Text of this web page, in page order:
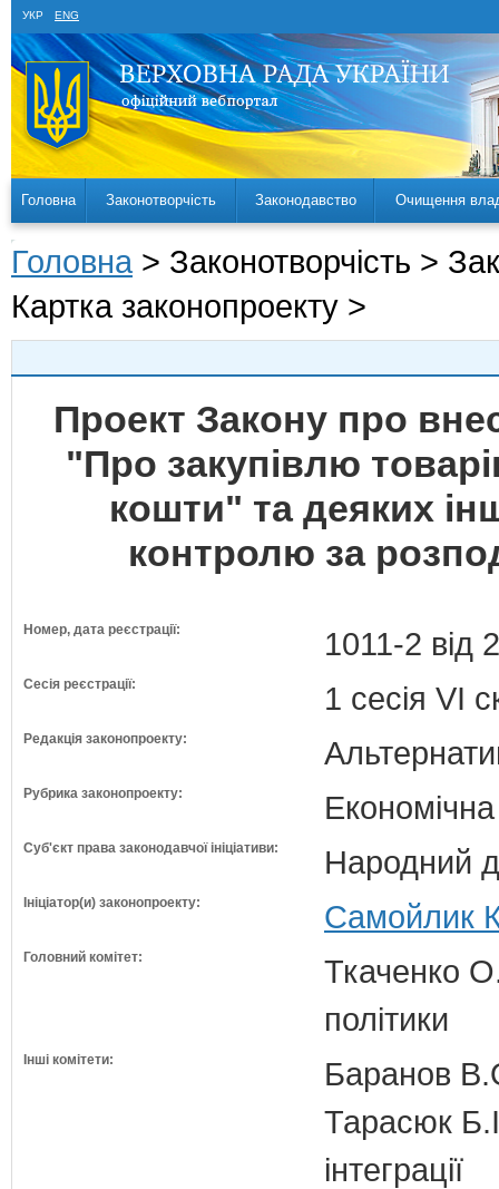
УКР ENG
Головна Законотворчість Законодавство Очищення
Головна > Законотворчість >
Картка законопроекту >
Проект Закону про
"Про закупівлю
кошти" та деяких
контролю за
Номер, дата реєстрації: 1011-2 від
Сесія реєстрації: 1 сесія VI
Редакція законопроекту:
Рубрика законопроекту:
Суб'єкт права законодавчої ініціативи: Народний
Ініціатор(и) законопроекту: Самойлик
Головний комітет:
Ткаченко
політики
Інші комітети:
Баранов
Тарасюк
інтеграції